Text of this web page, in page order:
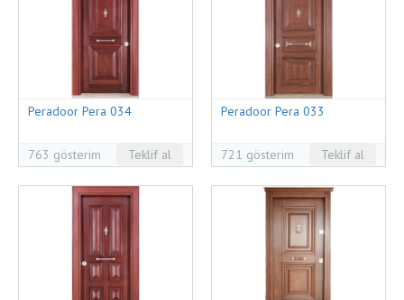
Peradoor Pera 034
763 gösterim Teklif al
Peradoor Pera 033
721 gösterim Teklif al